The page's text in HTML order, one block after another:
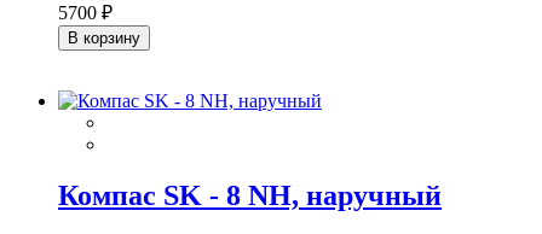
5700 ₽
В корзину
Компас SK - 8 NH, наручный